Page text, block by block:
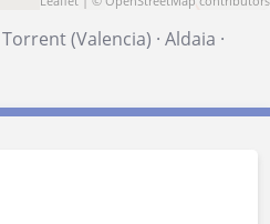
Torrent (Valencia) · Aldaia ·